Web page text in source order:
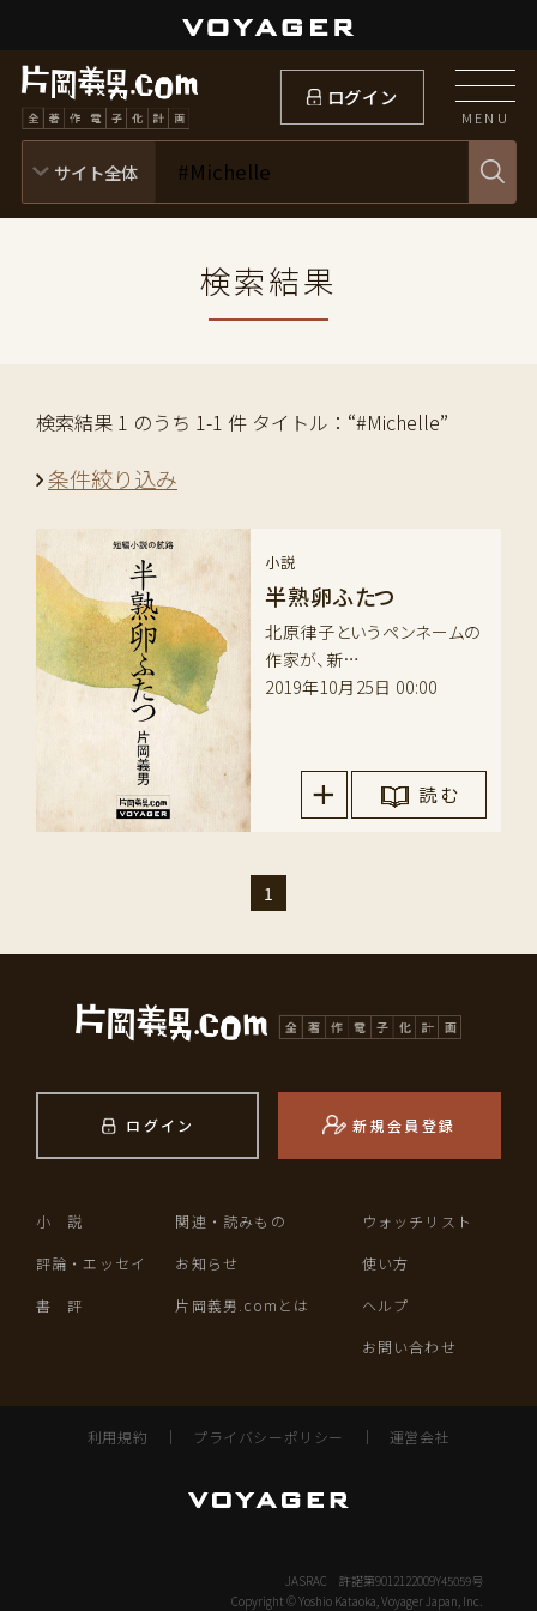
ログイン
MENU
検索結果
検索結果 1 のうち 1-1 件 タイトル：“#Michelle”
条件絞り込み
小説
半熟卵ふたつ
北原律子というペンネームの
作家が、新…
2019年10月25日 00:00
読 む
1
ログイン 新規会員登録
小 説
評論・エッセイ
書 評
関連・読みもの
お知らせ
片岡義男.comとは
ウォッチリスト
使い方
ヘルプ
お問い合わせ
利用規約 ｜ プライバシーポリシー ｜ 運営会社
JASRAC 許諾第9012122009Y45059号
Copyright © Yoshio Kataoka, Voyager Japan, Inc.